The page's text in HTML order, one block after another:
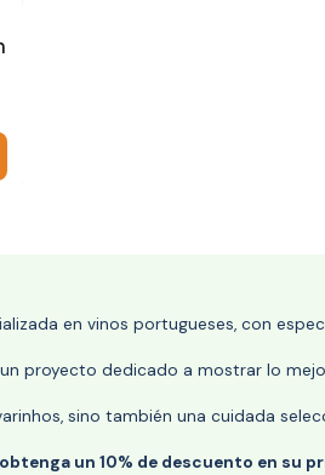
en vinos portugueses, con
proyecto dedicado a mostrar lo
sino también una cuidada
un 10% de descuento en su